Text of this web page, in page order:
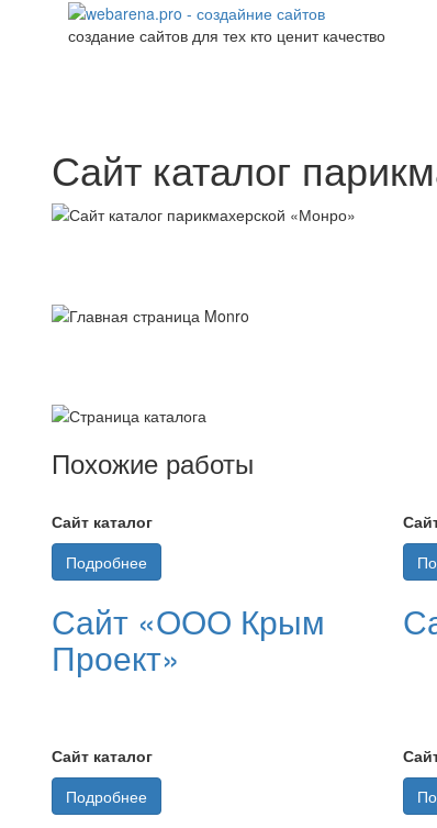
создание сайтов для тех кто ценит качество
Сайт каталог
Похожие работы
Сайт каталог
Подробнее
Сайт «ООО Крым
Проект»
Сайт каталог
Подробнее